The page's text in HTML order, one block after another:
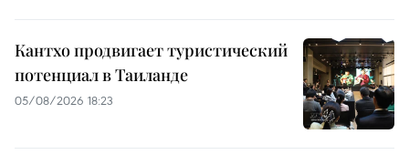
Кантхо продвигает туристический
потенциал в Таиланде
05/08/2026 18:23